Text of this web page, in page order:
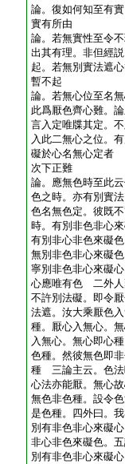
論。復如何知至有
實有所由
論。若無實性至令
出其有理。非但經
起。若無別實法遮
暫不起
論。若無心位至名
此爲厭色齊心難。
言入定唯牒其定。
入此二無心之位。
礙於心名無心定者
次下正難
論。應無色時至此
色之時。亦有別實
色名無色定。彼既
時。有別非色非心
有別非心非色來礙
無別非色非心來礙
寧別非色非心來礙
心應唯有色 二外人
不許別法礙。即令
法遮。汝大乘厭色
種。厭心入無心。
入無心。無心即心
色種。然彼無色即
種 三論主云。色法
心法亦能厭。無心
無色非色種。設令
是色種。四外曰。
別有非色非心來礙
非心非色來礙色。
別有非色非心來礙